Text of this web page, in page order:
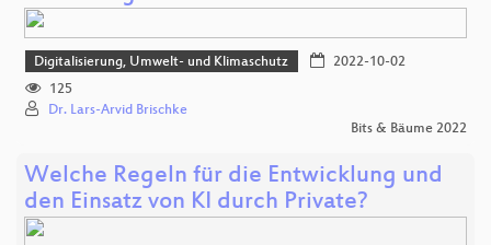
Digitalisierung, Umwelt- und Klimaschutz
2022-10-02
125
Dr. Lars-Arvid Brischke
Bits & Bäume 2022
Welche Regeln für die Entwicklung und
den Einsatz von KI durch Private?